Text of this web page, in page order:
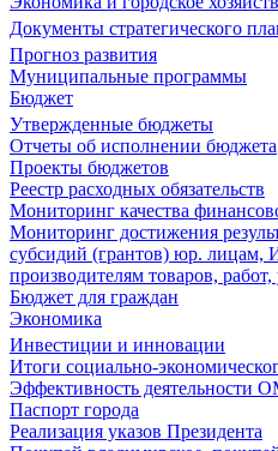
Документы стратегического
Прогноз развития
Муниципальные программы
Бюджет
Утвержденные бюджеты
Отчеты об исполнении бюджета
Проекты бюджетов
Реестр расходных обязательств
Мониторинг качества
Мониторинг достижения
субсидий (грантов) юр. лицам,
производителям товаров, работ,
Бюджет для граждан
Экономика
Инвестиции и инновации
Итоги социально-
Эффективность деятельности
Паспорт города
Реализация указов Президента